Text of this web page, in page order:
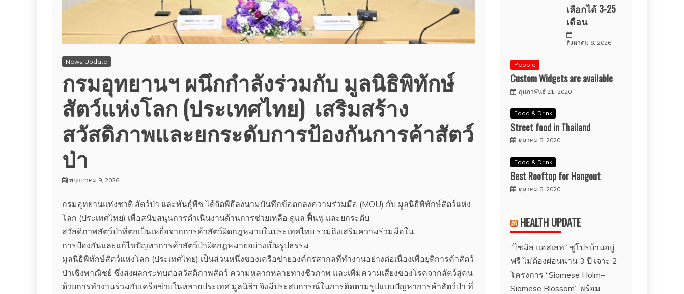
News Update
กรมอุทยานฯ ผนึกกำลังร่วมกับ มูลนิธิพิทักษ์
สัตว์แห่งโลก (ประเทศไทย) เสริมสร้าง
สวัสดิภาพและยกระดับการป้องกันการค้าสัตว์
ป่า
พฤษภาคม 9, 2026
กรมอุทยานแห่งชาติ สัตว์ป่า และพันธุ์พืช ได้จัดพิธีลงนามบันทึกข้อตกลงความร่วมมือ (MOU) กับ มูลนิธิพิทักษ์สัตว์แห่ง
โลก (ประเทศไทย) เพื่อสนับสนุนการดำเนินงานด้านการช่วยเหลือ ดูแล ฟื้นฟู และยกระดับ
สวัสดิภาพสัตว์ป่าที่ตกเป็นเหยื่อจากการค้าสัตว์ผิดกฎหมายในประเทศไทย รวมถึงเสริมความร่วมมือใน
การป้องกันและแก้ไขปัญหาการค้าสัตว์ป่าผิดกฎหมายอย่างเป็นรูปธรรม
มูลนิธิพิทักษ์สัตว์แห่งโลก (ประเทศไทย) เป็นส่วนหนึ่งของเครือข่ายองค์กรสากลที่ทำงานอย่างต่อเนื่องเพื่อยุติการค้าสัตว์
ป่าเชิงพาณิชย์ ซึ่งส่งผลกระทบต่อสวัสดิภาพสัตว์ ความหลากหลายทางชีวภาพ และเพิ่มความเสี่ยงของโรคจากสัตว์สู่คน
ด้วยการทำงานร่วมกับเครือข่ายในหลายประเทศ มูลนิธิฯ จึงมีประสบการณ์ในการติดตามรูปแบบปัญหาการค้าสัตว์ป่า ที่
เลือกได้ 3-25
เดือน
สิงหาคม 8, 2026
People
Custom Widgets are available
กุมภาพันธ์ 21, 2020
Food & Drink
Street food in Thailand
ตุลาคม 5, 2020
Food & Drink
Best Rooftop for Hangout
ตุลาคม 5, 2020
HEALTH UPDATE
“ไซมิส แอสเสท” ชูโปรบ้านอยู่
ฟรี ไม่ต้องผ่อนนาน 3 ปี เจาะ 2
โครงการ “Siamese Holm–
Siamese Blossom” พร้อม